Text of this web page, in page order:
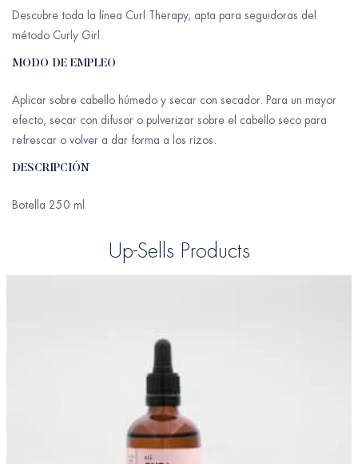
Descubre toda la línea Curl Therapy, apta para seguidoras del
método Curly Girl.
MODO DE EMPLEO
Aplicar sobre cabello húmedo y secar con secador. Para un mayor
efecto, secar con difusor o pulverizar sobre el cabello seco para
refrescar o volver a dar forma a los rizos.
DESCRIPCIÓN
Botella 250 ml
Up-Sells Products